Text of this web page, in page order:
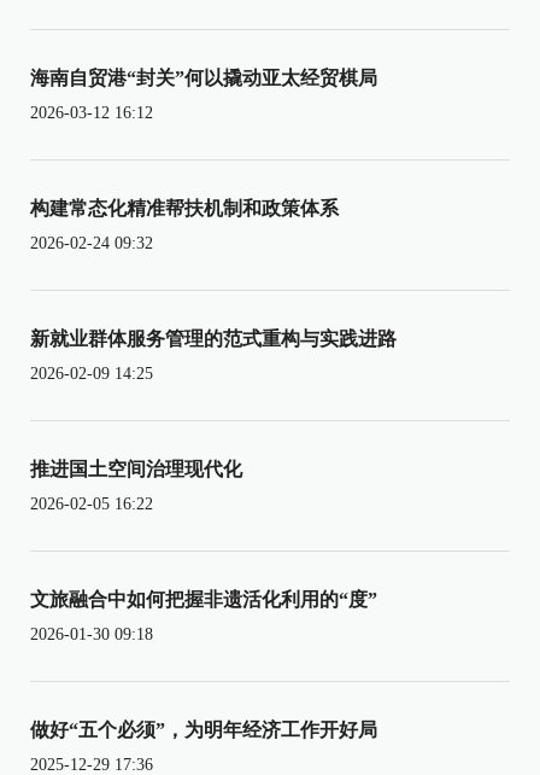
海南自贸港“封关”何以撬动亚太经贸棋局
2026-03-12 16:12
构建常态化精准帮扶机制和政策体系
2026-02-24 09:32
新就业群体服务管理的范式重构与实践进路
2026-02-09 14:25
推进国土空间治理现代化
2026-02-05 16:22
文旅融合中如何把握非遗活化利用的“度”
2026-01-30 09:18
做好“五个必须”，为明年经济工作开好局
2025-12-29 17:36